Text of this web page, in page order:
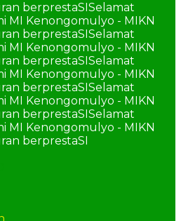
berprestaSISelamat
MI Kenongomulyo - MIKN
berprestaSISelamat
MI Kenongomulyo - MIKN
berprestaSISelamat
MI Kenongomulyo - MIKN
berprestaSISelamat
MI Kenongomulyo - MIKN
berprestaSISelamat
MI Kenongomulyo - MIKN
berprestaSI